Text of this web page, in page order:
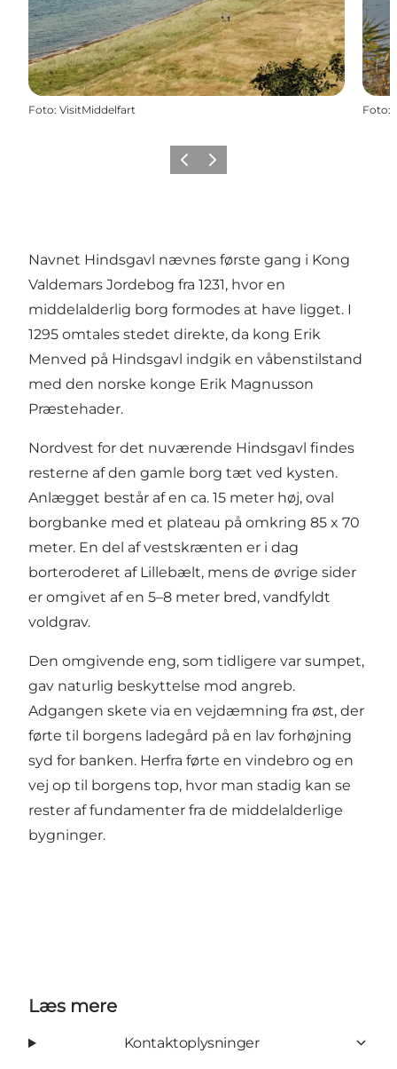
Foto: VisitMiddelfart Foto:
ForrigeNæste
Navnet Hindsgavl nævnes første gang i Kong
Valdemars Jordebog fra 1231, hvor en
middelalderlig borg formodes at have ligget. I
1295 omtales stedet direkte, da kong Erik
Menved på Hindsgavl indgik en våbenstilstand
med den norske konge Erik Magnusson
Præstehader.
Nordvest for det nuværende Hindsgavl findes
resterne af den gamle borg tæt ved kysten.
Anlægget består af en ca. 15 meter høj, oval
borgbanke med et plateau på omkring 85 x 70
meter. En del af vestskrænten er i dag
borteroderet af Lillebælt, mens de øvrige sider
er omgivet af en 5–8 meter bred, vandfyldt
voldgrav.
Den omgivende eng, som tidligere var sumpet,
gav naturlig beskyttelse mod angreb.
Adgangen skete via en vejdæmning fra øst, der
førte til borgens ladegård på en lav forhøjning
syd for banken. Herfra førte en vindebro og en
vej op til borgens top, hvor man stadig kan se
rester af fundamenter fra de middelalderlige
bygninger.
Læs mere
Kontaktoplysninger